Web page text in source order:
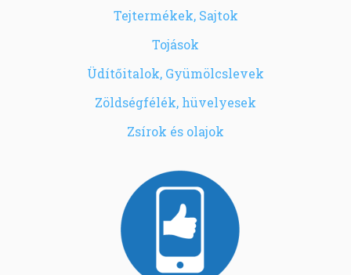
Tejtermékek, Sajtok
Tojások
Üdítőitalok, Gyümölcslevek
Zöldségfélék, hüvelyesek
Zsírok és olajok